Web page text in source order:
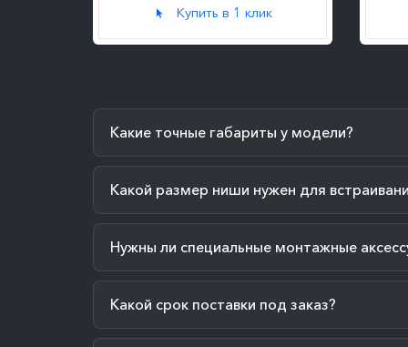
Купить в 1 клик
Какие точные габариты у модели?
Какой размер ниши нужен для
Нужны ли специальные монтажные
Какой срок поставки под заказ?